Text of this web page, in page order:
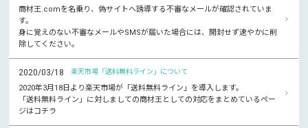
商材王.comを名乗り、偽サイトへ誘導する不審なメールが確認されていま
す。
身に覚えのない不審なメールやSMSが届いた場合には、開封せず速やかに削
除してください。
2020/03/18 楽天市場「送料無料ライン」について
2020年3月18日より楽天市場が「送料無料ライン」を導入します。
「送料無料ライン」に対しましての商材王としての対応をまとめているペー
ジはコチラ